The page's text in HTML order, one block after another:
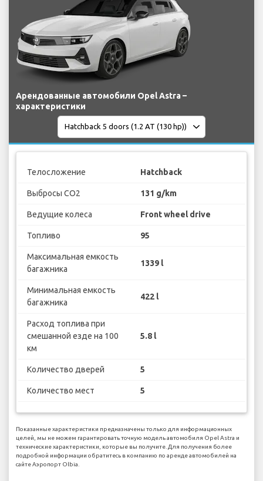
Арендованные автомобили Opel Astra –
характеристики
Телосложение Hatchback
Выбросы CO2 131 g/km
Ведущие колеса Front wheel drive
Топливо 95
Максимальная емкость
багажника
1339 l
Минимальная емкость
багажника
422 l
Расход топлива при
смешанной езде на 100
км
5.8 l
Количество дверей 5
Количество мест 5
Показанные характеристики предназначены только для информационных
целей, мы не можем гарантировать точную модель автомобиля Opel Astra и
технические характеристики, которые вы получите. Для получения более
подробной информации обратитесь в компанию по аренде автомобилей на
сайте Аэропорт Olbia.